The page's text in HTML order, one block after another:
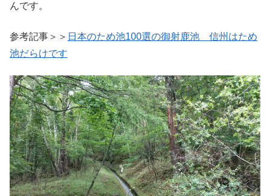
んです。
参考記事＞＞ 日本のため池100選の御射鹿池 信州はため
池だらけです